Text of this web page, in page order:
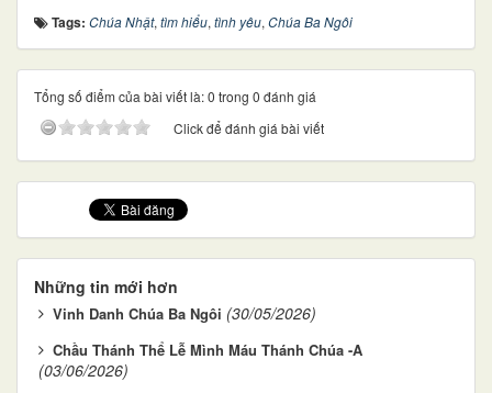
Tags: Chúa Nhật, tìm hiểu, tình yêu, Chúa Ba Ngôi
Tổng số điểm của bài viết là: 0 trong 0 đánh giá
Click để đánh giá bài viết
Những tin mới hơn
Vinh Danh Chúa Ba Ngôi (30/05/2026)
Chầu Thánh Thể Lễ Mình Máu Thánh Chúa -A
(03/06/2026)